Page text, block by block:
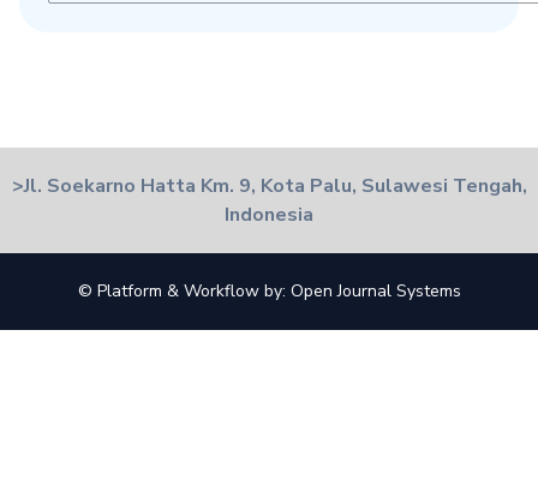
>Jl. Soekarno Hatta Km. 9, Kota Palu, Sulawesi Tengah,
Indonesia
© Platform & Workflow by: Open Journal Systems